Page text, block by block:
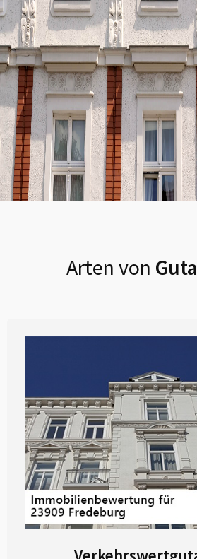
Arten von